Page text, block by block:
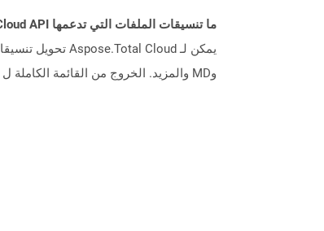
ما تنسيقات الملفات التي تدعمها Aspose.Total Cloud API؟
وMD والمزيد. الخروج من القائمة الكاملة ل